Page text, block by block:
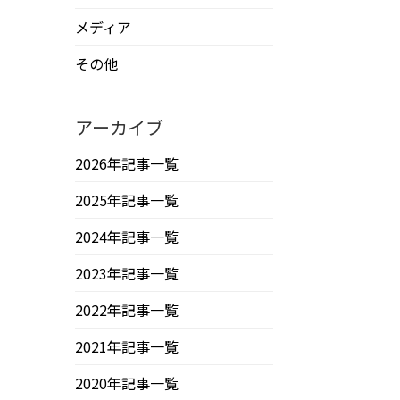
メディア
その他
アーカイブ
2026年記事一覧
2025年記事一覧
2024年記事一覧
2023年記事一覧
2022年記事一覧
2021年記事一覧
2020年記事一覧